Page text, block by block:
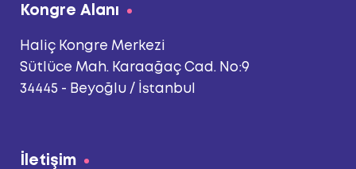
Kongre Alanı
Haliç Kongre Merkezi
Sütlüce Mah. Karaağaç Cad. No:9
34445 - Beyoğlu / İstanbul
İletişim